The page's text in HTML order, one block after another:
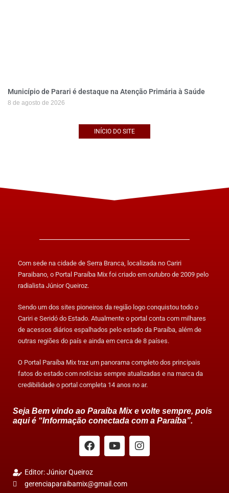
Município de Parari é destaque na Atenção Primária à Saúde
8 de agosto de 2026
INÍCIO DO SITE
Com sede na cidade de Serra Branca, localizada no Cariri
Paraibano, o Portal Paraíba Mix foi criado em outubro de 2009 pelo
radialista Júnior Queiroz.
Sendo um dos sites pioneiros da região logo conquistou todo o
Cariri e Seridó do Estado. Atualmente o portal conta com milhares
de acessos diários espalhados pelo estado da Paraíba, além de
outras regiões do país e ainda em cerca de 8 países.
O Portal Paraíba Mix traz um panorama completo dos principais
fatos do estado com notícias sempre atualizadas e na marca da
credibilidade o portal completa 14 anos no ar.
Seja Bem vindo ao Paraíba Mix e volte sempre, pois
aqui é “Informação conectada com a Paraíba”.
Editor: Júnior Queiroz
gerenciaparaibamix@gmail.com